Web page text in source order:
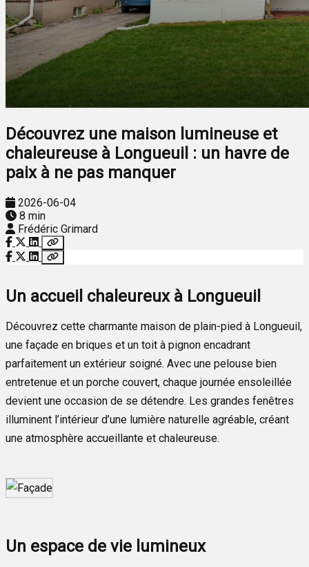
Découvrez une maison lumineuse et
chaleureuse à Longueuil : un havre de
paix à ne pas manquer
2026-06-04
8 min
Frédéric Grimard
Un accueil chaleureux à Longueuil
Découvrez cette charmante maison de plain-pied à Longueuil,
une façade en briques et un toit à pignon encadrant
parfaitement un extérieur soigné. Avec une pelouse bien
entretenue et un porche couvert, chaque journée ensoleillée
devient une occasion de se détendre. Les grandes fenêtres
illuminent l’intérieur d’une lumière naturelle agréable, créant
une atmosphère accueillante et chaleureuse.
Un espace de vie lumineux